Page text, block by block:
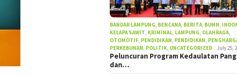
BANDAR LAMPUNG, BENCANA, BERITA, BUMN,
KELAPA SAWIT, KRIMINAL, LAMPUNG, OLAHRAGA,
OTOMOTIF, PENDIDIKAN, PENDIDIKAN,
PERKEBUNAN, POLITIK, UNCATEGORIZED July 25,
Peluncuran Program Kedaulatan
dan…